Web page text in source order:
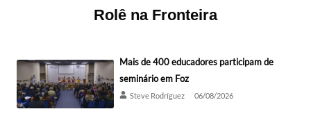
Rolê na Fronteira
Mais de 400 educadores participam de
seminário em Foz
Steve Rodríguez 06/08/2026